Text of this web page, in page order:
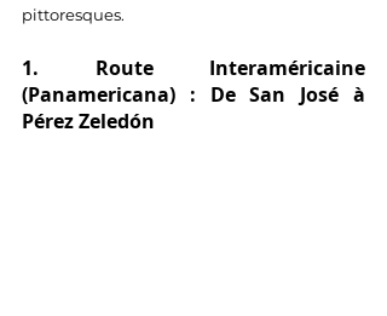
pittoresques.
1. Route Interaméricaine
(Panamericana) : De San José à
Pérez Zeledón